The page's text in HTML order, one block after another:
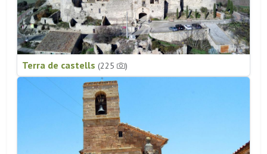
Terra de castells (225 )